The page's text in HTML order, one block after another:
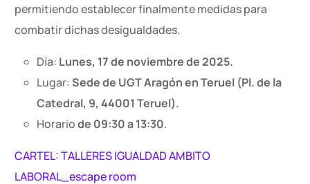
permitiendo establecer finalmente medidas para
combatir dichas desigualdades.
Día: Lunes, 17 de noviembre de 2025.
Lugar: Sede de UGT Aragón en Teruel (Pl. de la
Catedral, 9, 44001 Teruel).
Horariode 09:30 a 13:30.
CARTEL: TALLERES IGUALDAD AMBITO
LABORAL_escape room